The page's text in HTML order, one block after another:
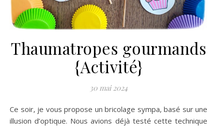
Thaumatropes gourmands
{Activité}
30 mai 2024
Ce soir, je vous propose un bricolage sympa, basé sur une
illusion d’optique. Nous avions déjà testé cette technique